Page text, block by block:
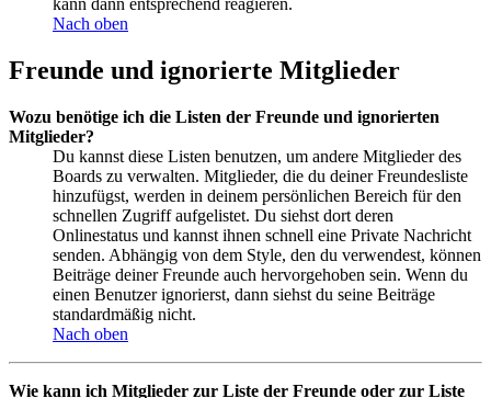
kann dann entsprechend reagieren.
Nach oben
Freunde und ignorierte Mitglieder
Wozu benötige ich die Listen der Freunde und ignorierten
Mitglieder?
Du kannst diese Listen benutzen, um andere Mitglieder des
Boards zu verwalten. Mitglieder, die du deiner Freundesliste
hinzufügst, werden in deinem persönlichen Bereich für den
schnellen Zugriff aufgelistet. Du siehst dort deren
Onlinestatus und kannst ihnen schnell eine Private Nachricht
senden. Abhängig von dem Style, den du verwendest, können
Beiträge deiner Freunde auch hervorgehoben sein. Wenn du
einen Benutzer ignorierst, dann siehst du seine Beiträge
standardmäßig nicht.
Nach oben
Wie kann ich Mitglieder zur Liste der Freunde oder zur Liste